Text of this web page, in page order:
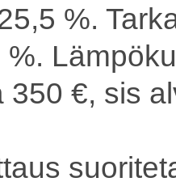
%.
%.
350 €, sis